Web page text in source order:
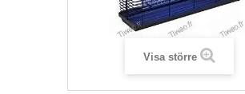
Visa större